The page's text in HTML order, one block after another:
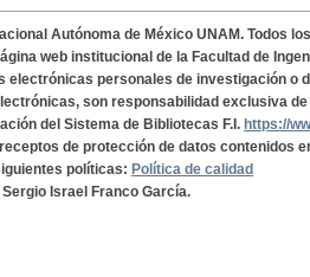
Autónoma de México UNAM. Todos
web institucional de la Facultad de
electrónicas personales de investigación o
son responsabilidad exclusiva
del Sistema de Bibliotecas F.I. https://
de protección de datos contenidos
políticas: Política de calidad
Israel Franco García.